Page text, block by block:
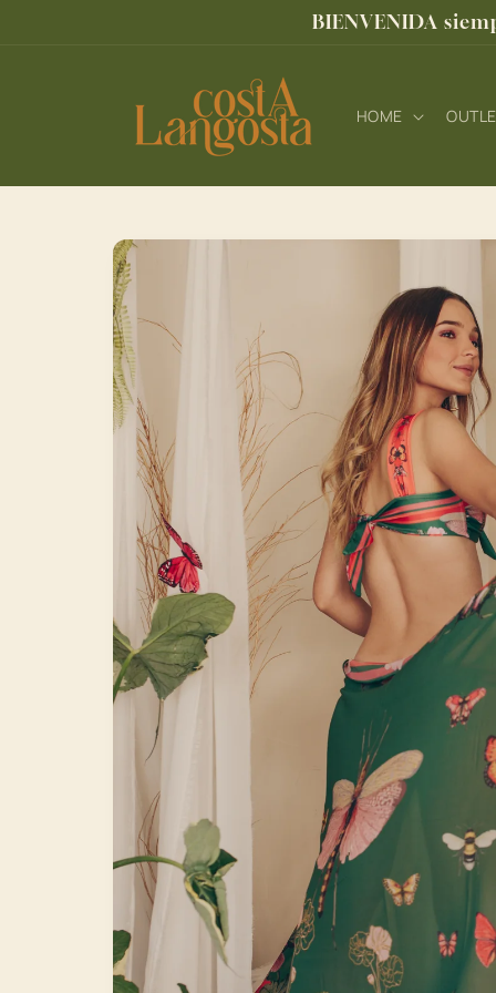
BIENVENIDA
HOME
directamente